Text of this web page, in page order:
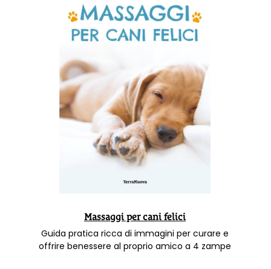
Massaggi per cani felici
Guida pratica ricca di immagini per curare e
offrire benessere al proprio amico a 4 zampe